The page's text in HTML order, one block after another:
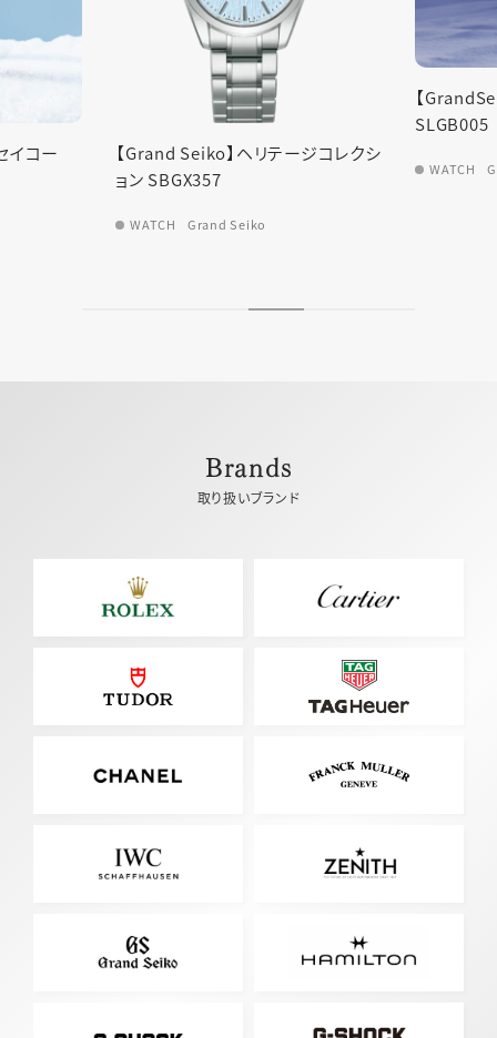
イコー
【Grand Seiko】ヘリテージコレクシ
ョン SBGX357
WATCH Grand Seiko
【
SLGB005
WATCH
Brands
取り扱いブランド